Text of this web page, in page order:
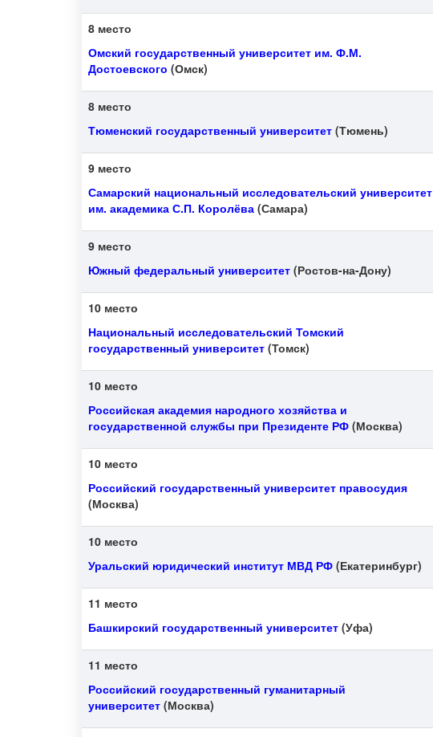
8 место
Омский государственный университет им. Ф.М.
Достоевского (Омск)
8 место
Тюменский государственный университет (Тюмень)
9 место
Самарский национальный исследовательский университет
им. академика С.П. Королёва (Самара)
9 место
Южный федеральный университет (Ростов-на-Дону)
10 место
Национальный исследовательский Томский
государственный университет (Томск)
10 место
Российская академия народного хозяйства и
государственной службы при Президенте РФ (Москва)
10 место
Российский государственный университет правосудия
(Москва)
10 место
Уральский юридический институт МВД РФ (Екатеринбург)
11 место
Башкирский государственный университет (Уфа)
11 место
Российский государственный гуманитарный
университет (Москва)